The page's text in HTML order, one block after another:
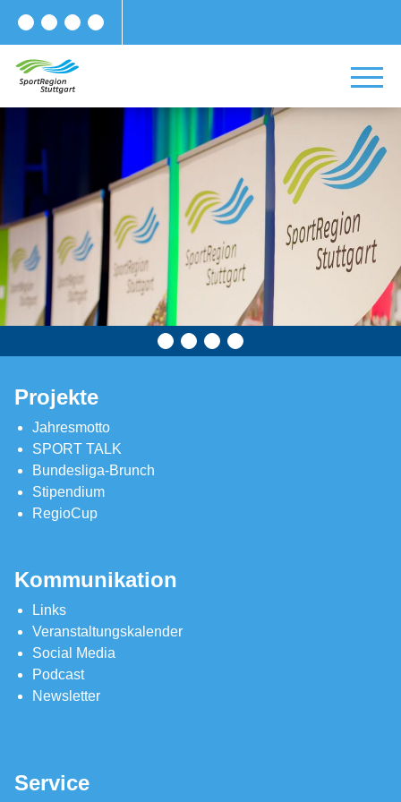
Projekte
Jahresmotto
SPORT TALK
Bundesliga-Brunch
Stipendium
RegioCup
Kommunikation
Links
Veranstaltungskalender
Social Media
Podcast
Newsletter
Service